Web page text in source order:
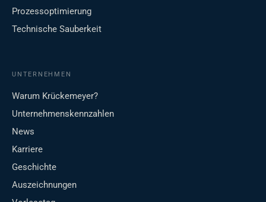
Prozessoptimierung
Technische Sauberkeit
UNTERNEHMEN
Warum Krückemeyer?
Unternehmenskennzahlen
News
Karriere
Geschichte
Auszeichnungen